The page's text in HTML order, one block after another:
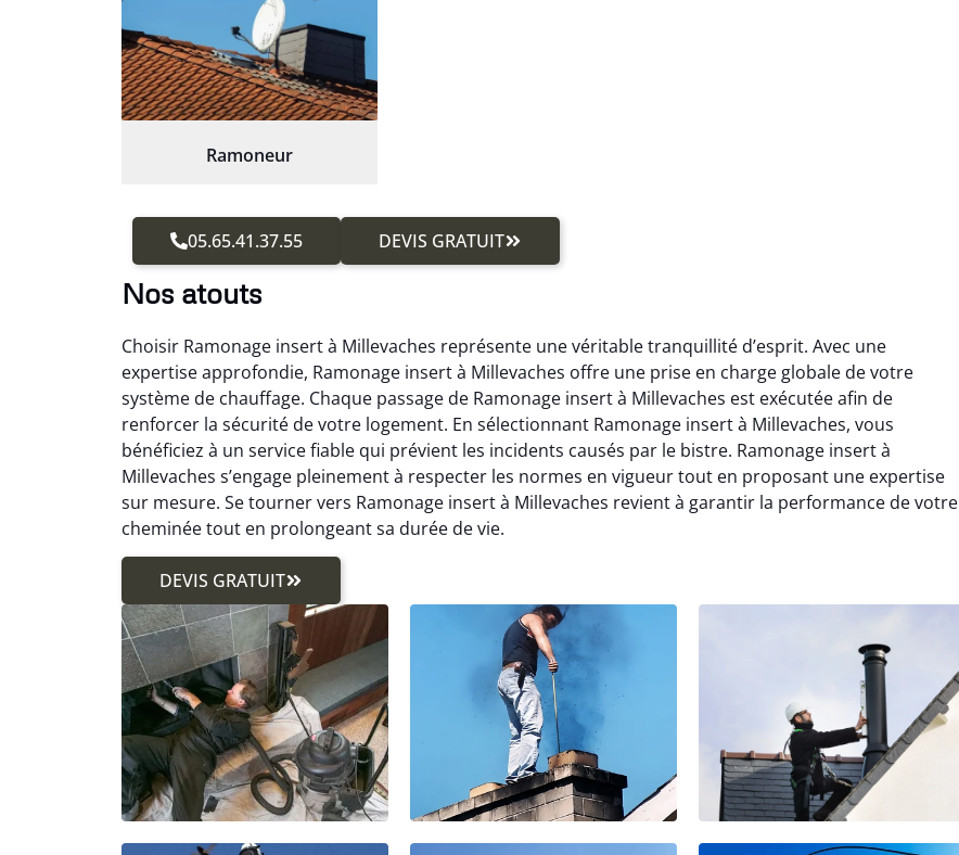
Ramoneur
05.65.41.37.55 DEVIS GRATUIT
Nos atouts
Choisir Ramonage insert à Millevaches représente une véritable tranquillité d’esprit. Avec une
expertise approfondie, Ramonage insert à Millevaches offre une prise en charge globale de votre
système de chauffage. Chaque passage de Ramonage insert à Millevaches est exécutée afin de
renforcer la sécurité de votre logement. En sélectionnant Ramonage insert à Millevaches, vous
bénéficiez à un service fiable qui prévient les incidents causés par le bistre. Ramonage insert à
Millevaches s’engage pleinement à respecter les normes en vigueur tout en proposant une expertise
sur mesure. Se tourner vers Ramonage insert à Millevaches revient à garantir la performance de votre
cheminée tout en prolongeant sa durée de vie.
DEVIS GRATUIT